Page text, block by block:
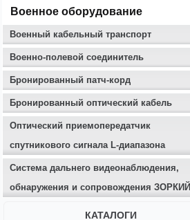
Военное оборудование
Военный кабельный транспорт
Военно-полевой соединитель
Бронированный патч-корд
Бронированный оптический кабель
Оптический приемопередатчик
спутникового сигнала L-диапазона
Система дальнего видеонаблюдения,
обнаружения и сопровождения ЗОРКИЙ
КАТАЛОГИ